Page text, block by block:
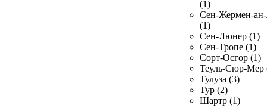
(1)
Сен-Жермен-
(1)
Сен-Люнер (1)
Сен-Тропе (1)
Сорт-Осгор (1)
Теуль-Сюр-Мер
Тулуза (3)
Тур (2)
Шартр (1)